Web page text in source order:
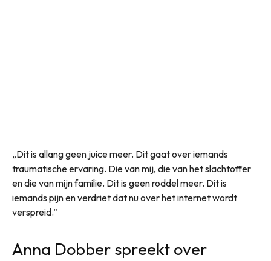
„Dit is allang geen juice meer. Dit gaat over iemands
traumatische ervaring. Die van mij, die van het slachtoffer
en die van mijn familie. Dit is geen roddel meer. Dit is
iemands pijn en verdriet dat nu over het internet wordt
verspreid.”
Anna Dobber spreekt over